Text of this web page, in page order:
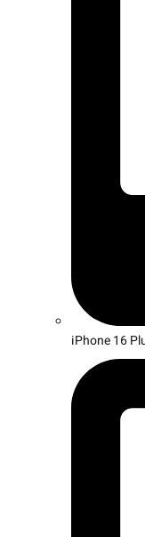
iPhone 16